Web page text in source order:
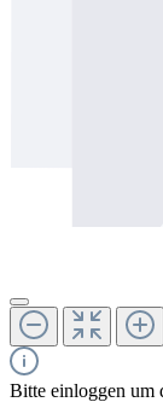
Bitte einloggen um